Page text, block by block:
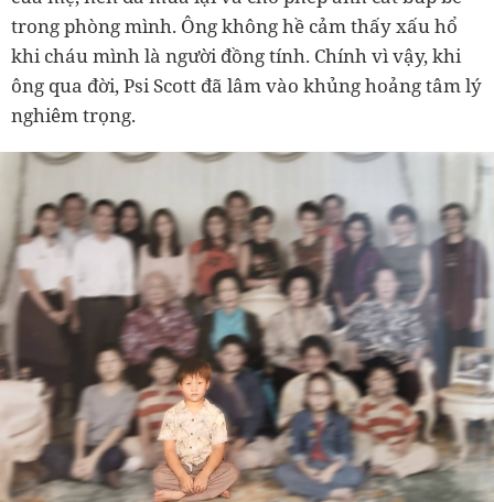
trong phòng mình. Ông không hề cảm thấy xấu hổ
khi cháu mình là người đồng tính. Chính vì vậy, khi
ông qua đời, Psi Scott đã lâm vào khủng hoảng tâm lý
nghiêm trọng.